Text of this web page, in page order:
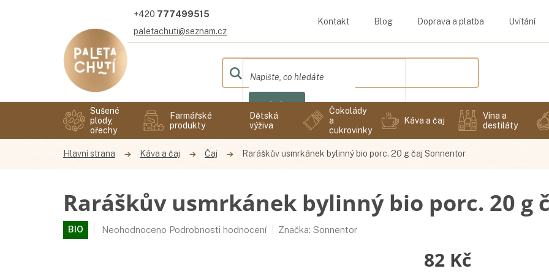
777499515
paletachuti@seznam.cz
Kontakt Blog Doprava a platba Uvítání
Hledat
Sušené
plody,
ořechy
Farmářské
produkty
Dětská
výživa
Čokolády
a
cukrovinky
Káva a čaj
Vína a
destiláty
Káva a čaj Čaj Raráškův usmrkánek bylinný bio porc. 20 g čaj Sonnentor
Raráškův usmrkánek bylinný bio porc. 20 g
BIO
Průměrné
Neohodnoceno Podrobnosti hodnocení Značka: Sonnentor
82 Kč